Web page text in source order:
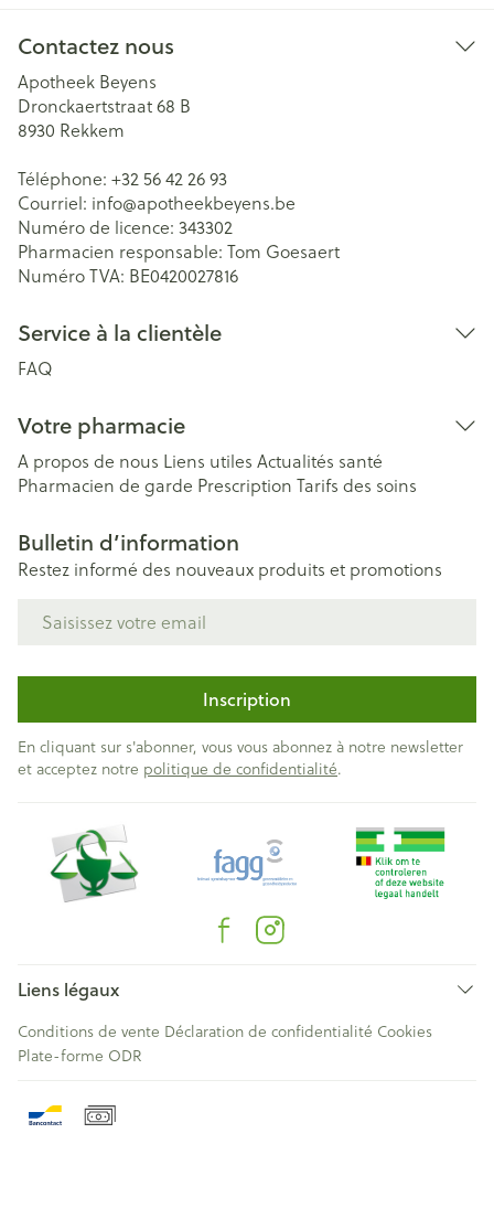
Contactez nous
Apotheek Beyens
Dronckaertstraat 68 B
8930 Rekkem
Téléphone: +32 56 42 26 93
Courriel: info@apotheekbeyens.be
Numéro de licence: 343302
Pharmacien responsable: Tom Goesaert
Numéro TVA: BE0420027816
Service à la clientèle
FAQ
Votre pharmacie
A propos de nous Liens utiles Actualités santé
Pharmacien de garde Prescription Tarifs des soins
Bulletin d’information
Restez informé des nouveaux produits et promotions
Inscription
En cliquant sur s'abonner, vous vous abonnez à notre newsletter
et acceptez notre politique de confidentialité.
Liens légaux
Conditions de vente Déclaration de confidentialité Cookies
Plate-forme ODR